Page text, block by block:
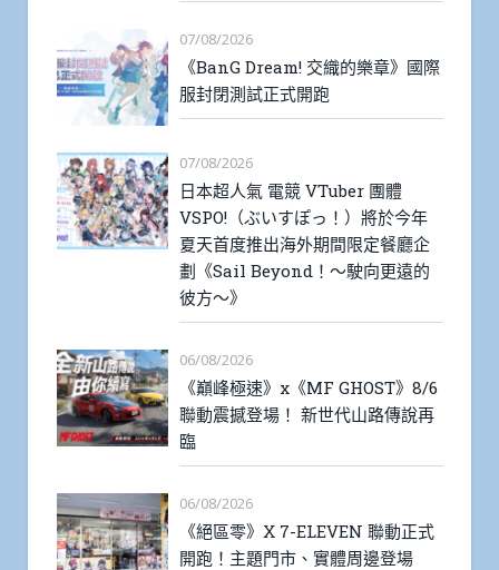
07/08/2026
《BanG Dream! 交織的樂章》國際
服封閉測試正式開跑
07/08/2026
日本超人氣 電競 VTuber 團體
VSPO!（ぶいすぽっ！）將於今年
夏天首度推出海外期間限定餐廳企
劃《Sail Beyond！～駛向更遠的
彼方～》
06/08/2026
《巔峰極速》x《MF GHOST》8/6
聯動震撼登場！ 新世代山路傳說再
臨
06/08/2026
《絕區零》X 7-ELEVEN 聯動正式
開跑！主題門市、實體周邊登場